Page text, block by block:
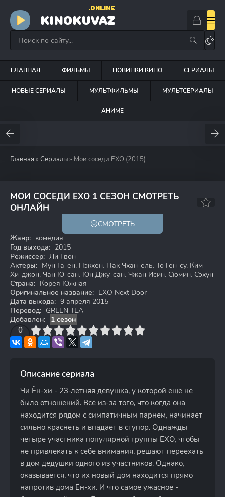
KINOKUVAZ
.ONLINE
ГЛАВНАЯ ФИЛЬМЫ НОВИНКИ КИНО СЕРИАЛЫ
НОВЫЕ СЕРИАЛЫ МУЛЬТФИЛЬМЫ МУЛЬТСЕРИАЛЫ
АНИМЕ
Главная » Сериалы » Мои соседи EXO (2015)
МОИ СОСЕДИ EXO 1 СЕЗОН СМОТРЕТЬ
ОНЛАЙН
СМОТРЕТЬ
Жанр: комедия
Год выхода: 2015
Режиссер: Ли Гвон
Актеры: Мун Га-ён, Пэкхён, Пак Чхан-ёль, То Гён-су, Ким
Хи-джон, Чан Ю-сан, Юн Джу-сан, Чжан Исин, Сюмин, Сэхун
Страна: Корея Южная
Оригинальное название: EXO Next Door
Дата выхода: 9 апреля 2015
Перевод: GREEN TEA
Добавлен:
1 сезон
0
4 6 7 8 9 10
Описание сериала
Чи Ён-хи - 23-летняя девушка, у которой ещё не
было отношений. Всё из-за того, что когда она
находится рядом с симпатичным парнем, начинает
сильно краснеть и впадает в ступор. Однажды
четыре участника популярной группы EXO, чтобы
не привлекать к себе внимания, решают переехать
в дом дедушки одного из участников. Однако,
оказывается, что их новый дом находится прямо
напротив дома Ён-хи. И что самое ужасное -